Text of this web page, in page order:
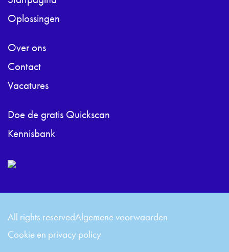
Oplossingen
Over ons
Contact
Vacatures
Doe de gratis Quickscan
Kennisbank
All rights reservedAlgemene voorwaarden
Cookie en privacy policy